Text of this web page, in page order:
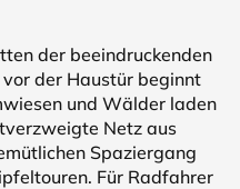
der beeindruckenden
der Haustür beginnt
und Wälder laden
Netz aus
Spaziergang
Für Radfahrer